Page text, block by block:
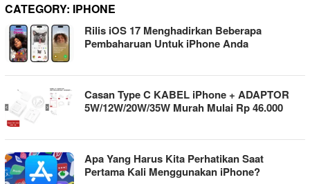
CATEGORY: IPHONE
Rilis iOS 17 Menghadirkan Beberapa
Pembaharuan Untuk iPhone Anda
Casan Type C KABEL iPhone + ADAPTOR
5W/12W/20W/35W Murah Mulai Rp 46.000
Apa Yang Harus Kita Perhatikan Saat
Pertama Kali Menggunakan iPhone?